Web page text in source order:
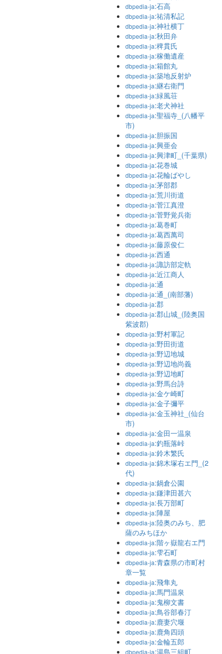
dbpedia-ja:石高
dbpedia-ja:祐清私記
dbpedia-ja:神社横丁
dbpedia-ja:秋田弁
dbpedia-ja:稗貫氏
dbpedia-ja:稼働遺産
dbpedia-ja:箱館丸
dbpedia-ja:築地反射炉
dbpedia-ja:継右衛門
dbpedia-ja:緑風荘
dbpedia-ja:老犬神社
dbpedia-ja:聖福寺_(八幡平
市)
dbpedia-ja:胆振国
dbpedia-ja:興亜会
dbpedia-ja:興津町_(千葉県)
dbpedia-ja:花巻城
dbpedia-ja:花輪ばやし
dbpedia-ja:茅部郡
dbpedia-ja:荒川街道
dbpedia-ja:菅江真澄
dbpedia-ja:菅野覚兵衛
dbpedia-ja:葛巻町
dbpedia-ja:葛西萬司
dbpedia-ja:藤原俊仁
dbpedia-ja:西通
dbpedia-ja:諏訪部定軌
dbpedia-ja:近江商人
dbpedia-ja:通
dbpedia-ja:通_(南部藩)
dbpedia-ja:郡
dbpedia-ja:郡山城_(陸奥国
紫波郡)
dbpedia-ja:野村軍記
dbpedia-ja:野田街道
dbpedia-ja:野辺地城
dbpedia-ja:野辺地尚義
dbpedia-ja:野辺地町
dbpedia-ja:野馬台詩
dbpedia-ja:金ケ崎町
dbpedia-ja:金子彌平
dbpedia-ja:金玉神社_(仙台
市)
dbpedia-ja:金田一温泉
dbpedia-ja:釣瓶落峠
dbpedia-ja:鈴木繁氏
dbpedia-ja:錦木塚右エ門_(2
代)
dbpedia-ja:鍋倉公園
dbpedia-ja:鎌津田甚六
dbpedia-ja:長万部町
dbpedia-ja:陣屋
dbpedia-ja:陸奥のみち、肥
薩のみちほか
dbpedia-ja:階ヶ嶽龍右エ門
dbpedia-ja:雫石町
dbpedia-ja:青森県の市町村
章一覧
dbpedia-ja:飛隼丸
dbpedia-ja:馬門温泉
dbpedia-ja:鬼柳文書
dbpedia-ja:鳥谷部春汀
dbpedia-ja:鹿妻穴堰
dbpedia-ja:鹿角四頭
dbpedia-ja:金輪五郎
dbpedia-ja:湯島三組町